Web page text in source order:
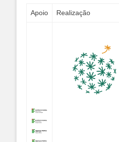
Apoio Realização